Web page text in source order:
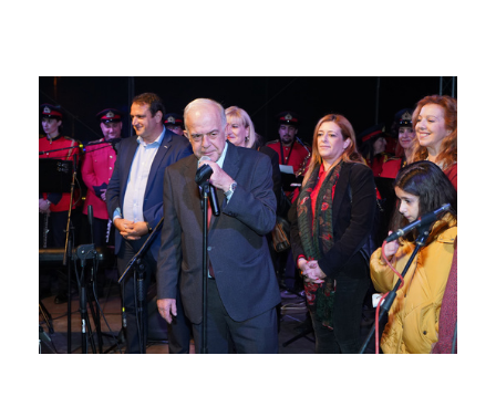
2013
2012
2011
2010
2006
ΤΟΠΟΣ